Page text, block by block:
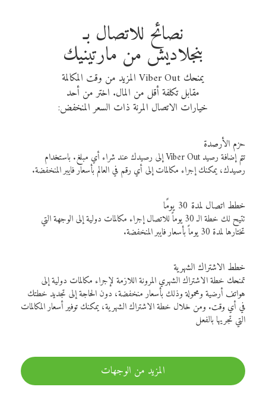
نصائح للاتصال بـ
بنجلاديش من مارتينيك
يمنحك Viber Out المزيد من وقت المكالمة
مقابل تكلفة أقل من المال. اختر من أحد
خيارات الاتصال المرنة ذات السعر المنخفض:
حزم الأرصدة
تتم إضافة رصيد Viber Out إلى رصيدك عند شراء أي مبلغ. باستخدام
رصيدك، يمكنك إجراء مكالمات إلى أي رقم في العالم بأسعار فايبر المنخفضة.
خطط اتصال لمدة 30 يومًا
تتيح لك خطة الـ 30 يوماً للاتصال إجراء مكالمات دولية إلى الوجهة التي
تختارها لمدة 30 يوماً بأسعار فايبر المنخفضة.
خطط الاشتراك الشهرية
تمنحك خطة الاشتراك الشهري المرونة اللازمة لإجراء مكالمات دولية إلى
هواتف أرضية ومحمولة وذلك بأسعار منخفضة، دون الحاجة إلى تجديد خطتك
في أي وقت. ومن خلال خطة الاشتراك الشهرية، يمكنك توفير أسعار المكالمات
التي تجريها بالفعل
المزيد من الوجهات